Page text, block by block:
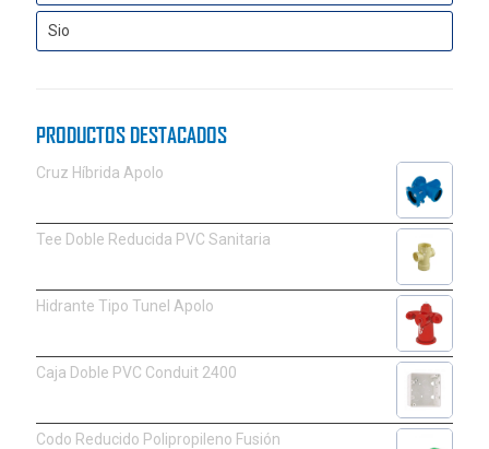
Sio
PRODUCTOS DESTACADOS
Cruz Híbrida Apolo
Tee Doble Reducida PVC Sanitaria
Hidrante Tipo Tunel Apolo
Caja Doble PVC Conduit 2400
Codo Reducido Polipropileno Fusión